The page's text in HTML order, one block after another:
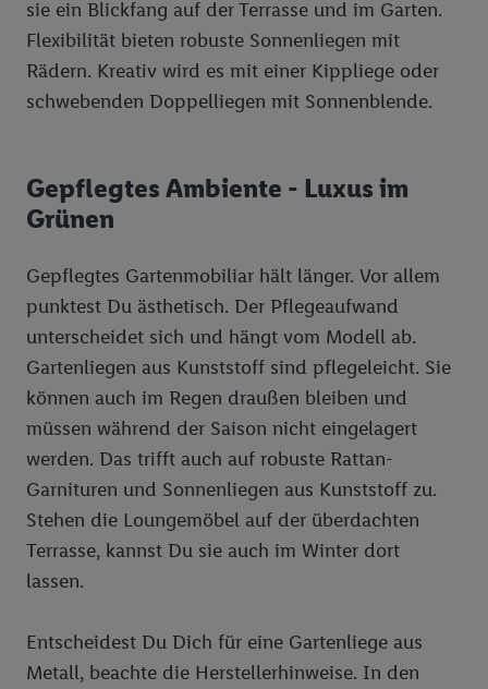
sie ein Blickfang auf der Terrasse und im Garten.
Flexibilität bieten robuste Sonnenliegen mit
Rädern. Kreativ wird es mit einer Kippliege oder
schwebenden Doppelliegen mit Sonnenblende.
Gepflegtes Ambiente - Luxus im
Grünen
Gepflegtes Gartenmobiliar hält länger. Vor allem
punktest Du ästhetisch. Der Pflegeaufwand
unterscheidet sich und hängt vom Modell ab.
Gartenliegen aus Kunststoff sind pflegeleicht. Sie
können auch im Regen draußen bleiben und
müssen während der Saison nicht eingelagert
werden. Das trifft auch auf robuste Rattan-
Garnituren und Sonnenliegen aus Kunststoff zu.
Stehen die Loungemöbel auf der überdachten
Terrasse, kannst Du sie auch im Winter dort
lassen.
Entscheidest Du Dich für eine Gartenliege aus
Metall, beachte die Herstellerhinweise. In den
uns und einem der anderen oben genannten Partner auch Ihre
in einen Hashwert umgewandelte E-Mail-Adresse in
gemeinsamer Verantwortlichkeit verarbeitet.
Zudem erlauben Sie uns, der Utiq SA/NV („Utiq“) und
Ihrer IP-Adresse, ob die Technologie für Sie verfügbar ist.
Wenn das der Fall ist, gibt Utiq Ihre IP-Adresse an Ihren
Netzbetreiber weiter, der anhand der IP-Adresse und einer
Kennung für Utiq erstellt. Wir werden diese Kennung
verwenden, um Sie wiederzuerkennen und Erkenntnisse über
Ihr Nutzungsverhalten in den Lidl-Diensten zu erfassen.
Insbesondere können Sie mittels dieser Technologie auch auf
Diensten wiedererkannt werden, die von Dritten betrieben
werden, damit wir Ihnen dort personalisierte Werbung
ausspielen können. Sie können Ihre Einwilligung speziell zur
Nutzung der Utiq-Technologie - zusätzlich zur weiter unten
erläuterten Möglichkeit, Ihre Einwilligung generell zu
widerrufen - jederzeit auch überdas Datenschutzportal von
Utiq („consenthub“) oder über „Anpassen“/„Nutzung der
Telekommunikations-basierten Utiq-Technologie für digitales
denDatenschutzbestimmungen von Utiq.
Durch einen Klick auf „Ablehnen“ können Sie nur den Einsatz